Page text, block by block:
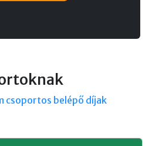
csoportos belépő díjak